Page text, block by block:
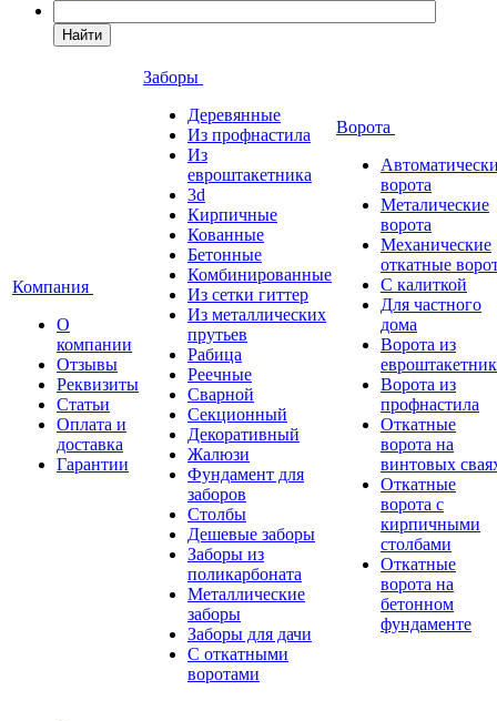
Найти
Компания
О
компании
Отзывы
Реквизиты
Статьи
Оплата и
доставка
Гарантии
Заборы
Деревянные
Из профнастила
Из
евроштакетника
3d
Кирпичные
Кованные
Бетонные
Комбинированные
Из сетки гиттер
Из металлических
прутьев
Рабица
Реечные
Сварной
Секционный
Декоративный
Жалюзи
Фундамент для
заборов
Столбы
Дешевые заборы
Заборы из
поликарбоната
Металлические
заборы
Заборы для дачи
С откатными
воротами
Ворота
ворота
Металические
ворота
Механические
откатные
С калиткой
Для частного
дома
Ворота из
Ворота из
профнастила
Откатные
ворота на
винтовых
Откатные
ворота с
кирпичными
столбами
Откатные
ворота на
бетонном
фундаменте